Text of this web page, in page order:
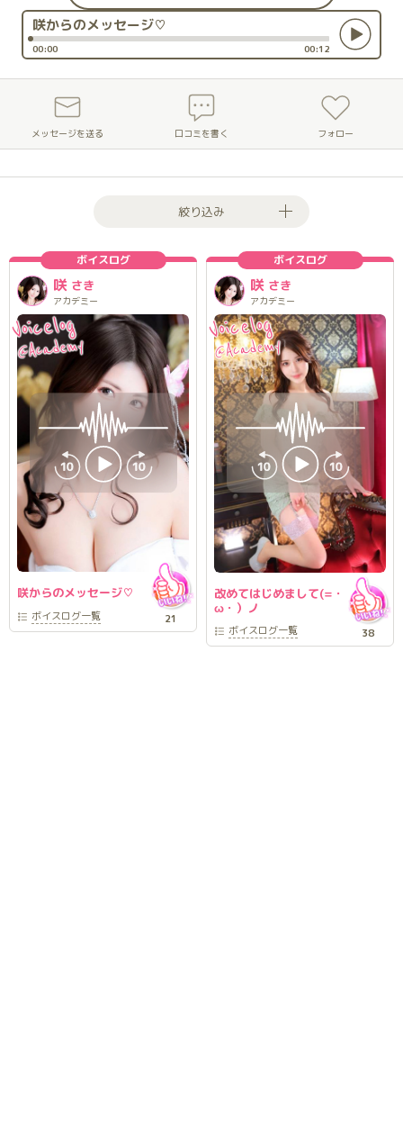
Audio
Player
咲からのメッセージ♡
Current
00:00
Total
00:12
メッセージを送る 口コミを書く フォロー
絞り込み
ボイスログ
咲 さき
アカデミー
Voicelog
@Academy
咲からのメッセージ♡
ボイスログ一覧 21
ボイスログ
咲 さき
アカデミー
Voicelog
@Academy
改めてはじめまして(=・
ω・）ノ
ボイスログ一覧 38